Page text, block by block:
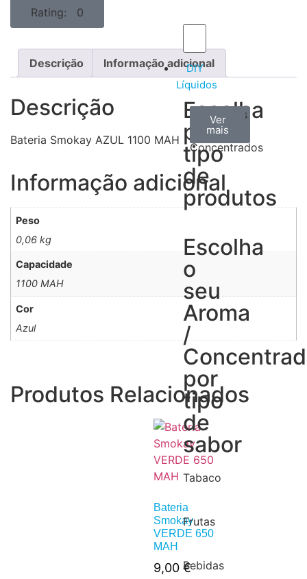
DIY
Líquidos
Escolha
por
tipo
de
produtos
Aromas
Concentrados
Ver
todos
Bases
Ver
mais
Accesorios
Ver
mais
Escolha
o
seu
Aroma
/
por
tipo
de
sabor
Tabaco
Frutas
Bebidas
Rating: 0
Descrição Informação adicional
Descrição
Bateria Smokay AZUL 1100 MAH
Informação adicional
Peso
0,06 kg
Capacidade
1100 MAH
Cor
Azul
Produtos Relacionados
Bateria
Smokay
VERDE 650
MAH
9,00 €